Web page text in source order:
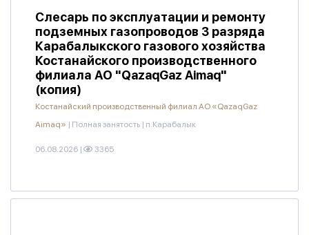
Слесарь по эксплуатации и ремонту
подземных газопроводов 3 разряда
Карабалыкского газового хозяйства
Костанайского производственного
филиала АО "QazaqGaz Aimaq"
(копия)
Костанайский производственный филиал АО «QazaqGaz
Aimaq» | Полная занятость | п.Карабалык
06.08.2026 | 3365